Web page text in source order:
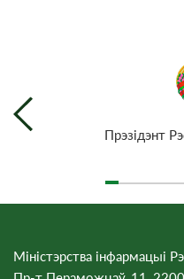
Прэзiдэнт
Міністэрства інфармацыі